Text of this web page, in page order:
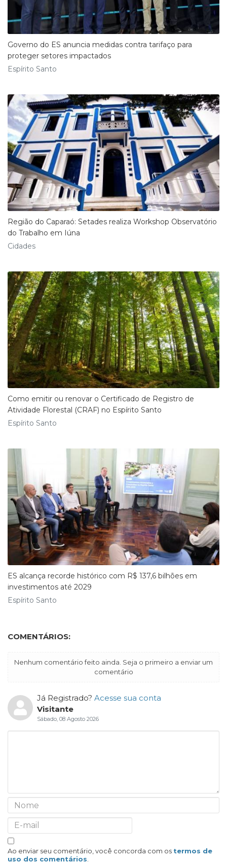
Governo do ES anuncia medidas contra tarifaço para
proteger setores impactados
Espírito Santo
Região do Caparaó: Setades realiza Workshop Observatório
do Trabalho em Iúna
Cidades
Como emitir ou renovar o Certificado de Registro de
Atividade Florestal (CRAF) no Espírito Santo
Espírito Santo
ES alcança recorde histórico com R$ 137,6 bilhões em
investimentos até 2029
Espírito Santo
COMENTÁRIOS:
Nenhum comentário feito ainda. Seja o primeiro a enviar um
comentário
Já Registrado? Acesse sua conta
Visitante
Sábado, 08 Agosto 2026
Ao enviar seu comentário, você concorda com os termos de
uso dos comentários.